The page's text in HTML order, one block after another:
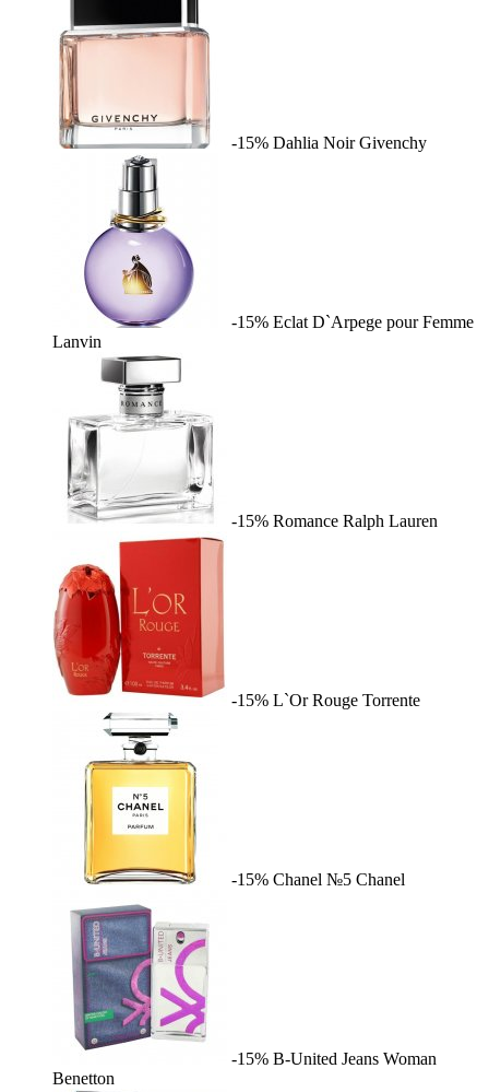
-15% Dahlia Noir Givenchy
-15% Eclat D`Arpege pour Femme
Lanvin
-15% Romance Ralph Lauren
-15% L`Or Rouge Torrente
-15% Chanel №5 Chanel
-15% B-United Jeans Woman
Benetton